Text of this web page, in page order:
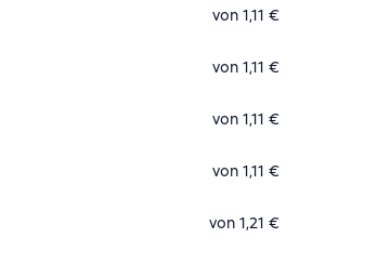
von 1,11 €
von 1,11 €
von 1,11 €
von 1,11 €
von 1,21 €